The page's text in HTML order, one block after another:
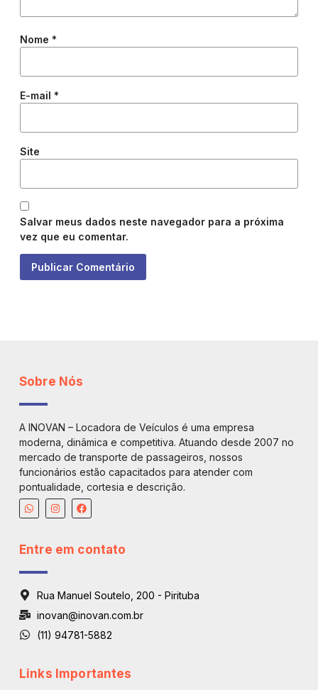
Nome *
E-mail *
Site
Salvar meus dados neste navegador para a próxima
vez que eu comentar.
Sobre Nós
A INOVAN – Locadora de Veículos é uma empresa
moderna, dinâmica e competitiva. Atuando desde 2007 no
mercado de transporte de passageiros, nossos
funcionários estão capacitados para atender com
pontualidade, cortesia e descrição.
Entre em contato
Rua Manuel Soutelo, 200 - Pirituba
inovan@inovan.com.br
(11) 94781-5882
Links Importantes